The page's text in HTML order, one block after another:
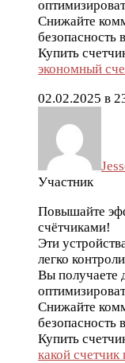
Снижайте
безопасность
Купить
экономный
02.02.2025 в
Участник
Повышайте
счётчиками!
Эти
легко
Вы получаете
Снижайте
безопасность
Купить
какой счетчик